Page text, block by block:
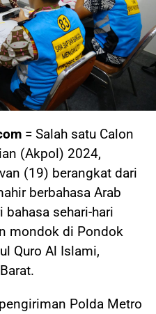
= Salah satu Calon
(Akpol) 2024,
(19) berangkat dari
berbahasa Arab
sehari-hari
mondok di Pondok
Quro Al Islami,
Polda Metro